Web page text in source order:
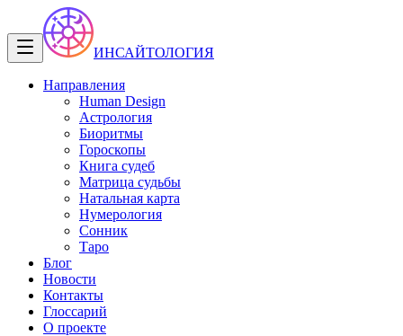
ИНСАЙТОЛОГИЯ
Направления
Human Design
Астрология
Биоритмы
Гороскопы
Книга судеб
Матрица судьбы
Натальная карта
Нумерология
Сонник
Таро
Блог
Новости
Контакты
Глоссарий
О проекте